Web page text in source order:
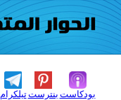
تيلكرامبنترست بودكاست